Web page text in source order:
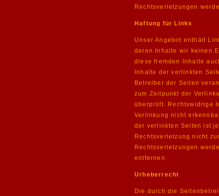
Rechtsverletzungen
Haftung für Links
Unser Angebot enthält
deren Inhalte wir keinen
diese fremden Inhalte
Inhalte der verlinkten
Betreiber der Seiten
zum Zeitpunkt der
überprüft. Rechtswidrige
Verlinkung nicht
der verlinkten Seiten ist
Rechtsverletzung nicht
Rechtsverletzungen
entfernen.
Urheberrecht
Die durch die